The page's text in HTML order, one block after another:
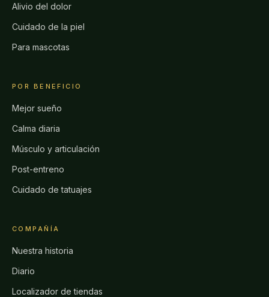
Alivio del dolor
Cuidado de la piel
Para mascotas
POR BENEFICIO
Mejor sueño
Calma diaria
Músculo y articulación
Post-entreno
Cuidado de tatuajes
COMPAÑÍA
Nuestra historia
Diario
Localizador de tiendas